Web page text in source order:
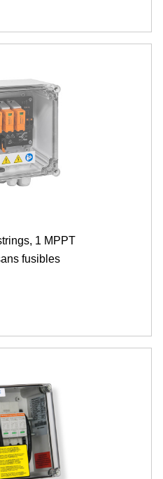
1 MPPT
fusibles